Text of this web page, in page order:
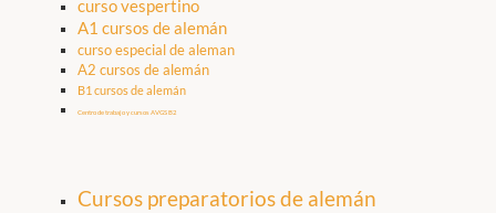
curso vespertino
A1 cursos de alemán
curso especial de aleman
A2 cursos de alemán
B1 cursos de alemán
Centro de trabajo y cursos AVGS B2
Cursos preparatorios de alemán